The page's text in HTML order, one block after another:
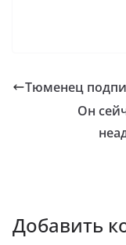
Тюменец
Он
Добавить